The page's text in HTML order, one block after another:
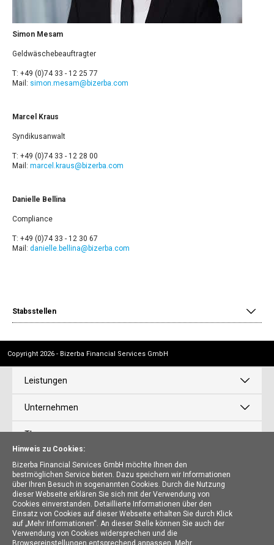
Simon Mesam
Geldwäschebeauftragter
T: +49 (0)74 33 - 12 25 77
Mail: simon.mesam@bizerba.com
Marcel Kraus
Syndikusanwalt
T: +49 (0)74 33 - 12 28 00
Mail: marcel.kraus@bizerba.com
Danielle Bellina
Compliance
T: +49 (0)74 33 - 12 30 67
Mail: danielle.bellina@bizerba.com
Stabsstellen
Copyright 2026 - Bizerba Financial Services GmbH
Leistungen
Unternehmen
Themen
News
Karriere
Bizerba Financial Services GmbH
Hinweis zu Cookies:
Bizerba Financial Services GmbH möchte Ihnen den
bestmöglichen Service bieten. Dazu speichern wir Informationen
über Ihren Besuch in sogenannten Cookies. Durch die Nutzung
dieser Webseite erklären Sie sich mit der Verwendung von
Cookies einverstanden. Detaillierte Informationen über den
Einsatz von Cookies auf dieser Webseite erhalten Sie durch Klick
auf „Mehr Informationen“. An dieser Stelle können Sie auch der
Verwendung von Cookies widersprechen und die
Browsereinstellungen entsprechend anpassen.
Mehr